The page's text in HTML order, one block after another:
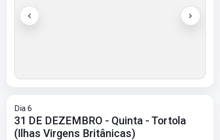
Dia 6
31 DE DEZEMBRO - Quinta - Tortola
(Ilhas Virgens Britânicas)